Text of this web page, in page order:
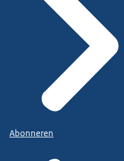
Abonneren